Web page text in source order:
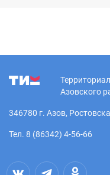
Азовского
346780 г. Азов,
Тел. 8 (86342) 4-56-66